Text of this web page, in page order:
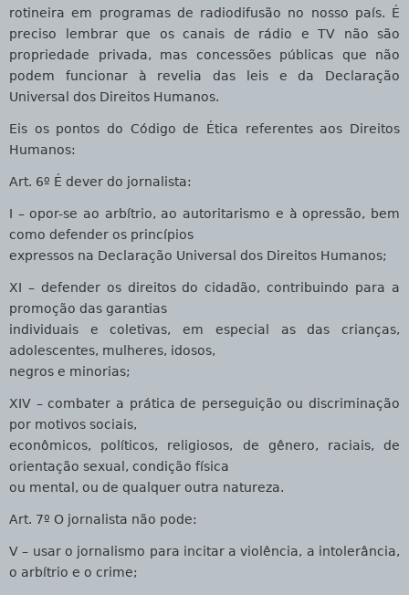
rotineira em programas de radiodifusão no nosso país. É
preciso lembrar que os canais de rádio e TV não são
propriedade privada, mas concessões públicas que não
podem funcionar à revelia das leis e da Declaração
Universal dos Direitos Humanos.
Eis os pontos do Código de Ética referentes aos Direitos
Humanos:
Art. 6º É dever do jornalista:
I – opor-se ao arbítrio, ao autoritarismo e à opressão, bem
como defender os princípios
expressos na Declaração Universal dos Direitos Humanos;
XI – defender os direitos do cidadão, contribuindo para a
promoção das garantias
individuais e coletivas, em especial as das crianças,
adolescentes, mulheres, idosos,
negros e minorias;
XIV – combater a prática de perseguição ou discriminação
por motivos sociais,
econômicos, políticos, religiosos, de gênero, raciais, de
orientação sexual, condição física
ou mental, ou de qualquer outra natureza.
Art. 7º O jornalista não pode:
V – usar o jornalismo para incitar a violência, a intolerância,
o arbítrio e o crime;